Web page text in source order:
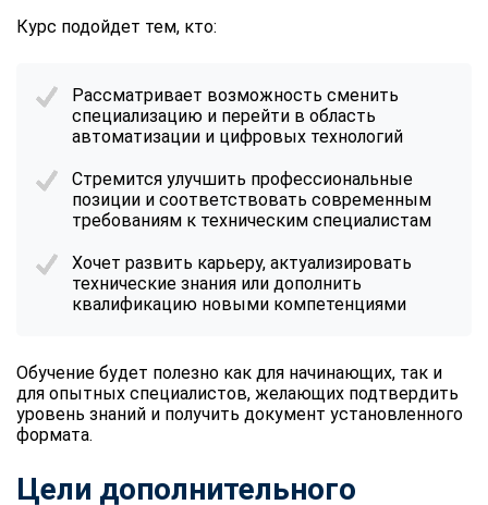
Курс подойдет тем, кто:
Рассматривает возможность сменить
специализацию и перейти в область
автоматизации и цифровых технологий
Стремится улучшить профессиональные
позиции и соответствовать современным
требованиям к техническим специалистам
Хочет развить карьеру, актуализировать
технические знания или дополнить
квалификацию новыми компетенциями
Обучение будет полезно как для начинающих, так и
для опытных специалистов, желающих подтвердить
уровень знаний и получить документ установленного
формата.
Цели дополнительного